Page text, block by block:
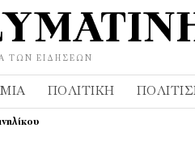
ΤΩΝ ΕΙΔΉΣΕΩΝ
ΠΟΛΙΤΙΚΉ